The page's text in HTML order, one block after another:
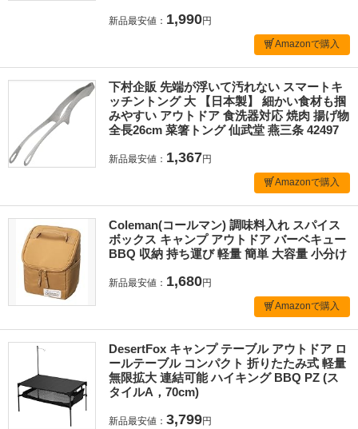
新品最安値： 1,990円
Amazonで購入
下村企販 先端が浮いて汚れない スマートキ
ッチントング 大 【日本製】 細かい食材も掴
みやすい アウトドア 食洗器対応 焼肉 揚げ物
全長26cm 菜箸トング 仙武堂 燕三条 42497
新品最安値： 1,367円
Amazonで購入
Coleman(コールマン) 調味料入れ スパイス
ボックス キャンプ アウトドア バーベキュー
BBQ 収納 持ち運び 軽量 簡単 大容量 小分け
新品最安値： 1,680円
Amazonで購入
DesertFox キャンプ テーブル アウトドア ロ
ールテーブル コンパクト 折りたたみ式 軽量
無限拡大 連結可能 ハイキング BBQ PZ (ス
タイルA，70cm)
新品最安値： 3,799円